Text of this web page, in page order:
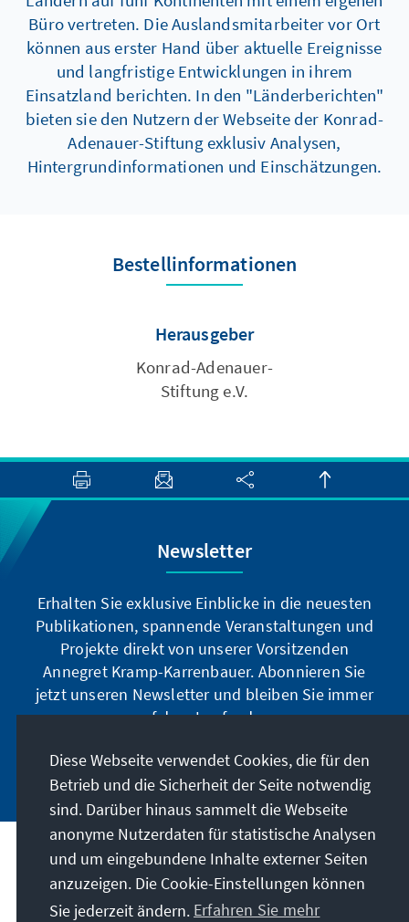
Büro vertreten. Die Auslandsmitarbeiter vor Ort
können aus erster Hand über aktuelle Ereignisse
und langfristige Entwicklungen in ihrem
Einsatzland berichten. In den "Länderberichten"
bieten sie den Nutzern der Webseite der Konrad-
Adenauer-Stiftung exklusiv Analysen,
Hintergrundinformationen und Einschätzungen.
Bestellinformationen
Herausgeber
Konrad-Adenauer-
Stiftung e.V.
Newsletter
Erhalten Sie exklusive Einblicke in die neuesten
Publikationen, spannende Veranstaltungen und
Projekte direkt von unserer Vorsitzenden
Annegret Kramp-Karrenbauer. Abonnieren Sie
jetzt unseren Newsletter und bleiben Sie immer
auf dem Laufenden.
Jetzt abonnieren
Unser Auftrag
Kontakt
Diese Webseite verwendet Cookies, die für den
Betrieb und die Sicherheit der Seite notwendig
sind. Darüber hinaus sammelt die Webseite
anonyme Nutzerdaten für statistische Analysen
und um eingebundene Inhalte externer Seiten
anzuzeigen. Die Cookie-Einstellungen können
Sie jederzeit ändern. Erfahren Sie mehr